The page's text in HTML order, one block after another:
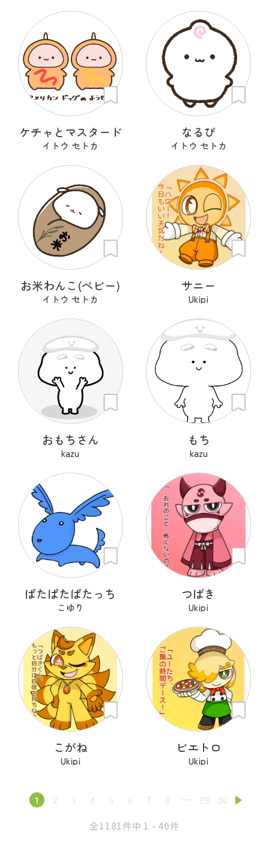
ケチャとマスタード
イトウ セトカ
なるぴ
イトウ セトカ
お米わんこ(ベビー)
イトウ セトカ
サニー
Ukipi
おもちさん
kazu
もち
kazu
ぱたぱたぱたっち
こゆり
つばき
Ukipi
こがね
Ukipi
ピエトロ
Ukipi
1 2 3 4 5 6 7 8 29 30
全1181件中 1 - 40件